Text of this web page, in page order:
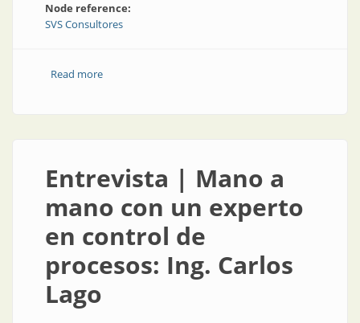
Node reference:
SVS Consultores
Read moreabout Asesoramiento presencial y a distancia para un
Entrevista | Mano a
mano con un experto
en control de
procesos: Ing. Carlos
Lago